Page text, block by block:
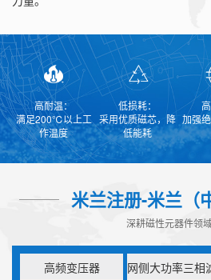
高耐温：
满足200℃以上工
作温度
低损耗：
采用优质磁芯，降
低能耗
加强
米兰注册-米兰（
深耕磁性元器件领
高频变压器